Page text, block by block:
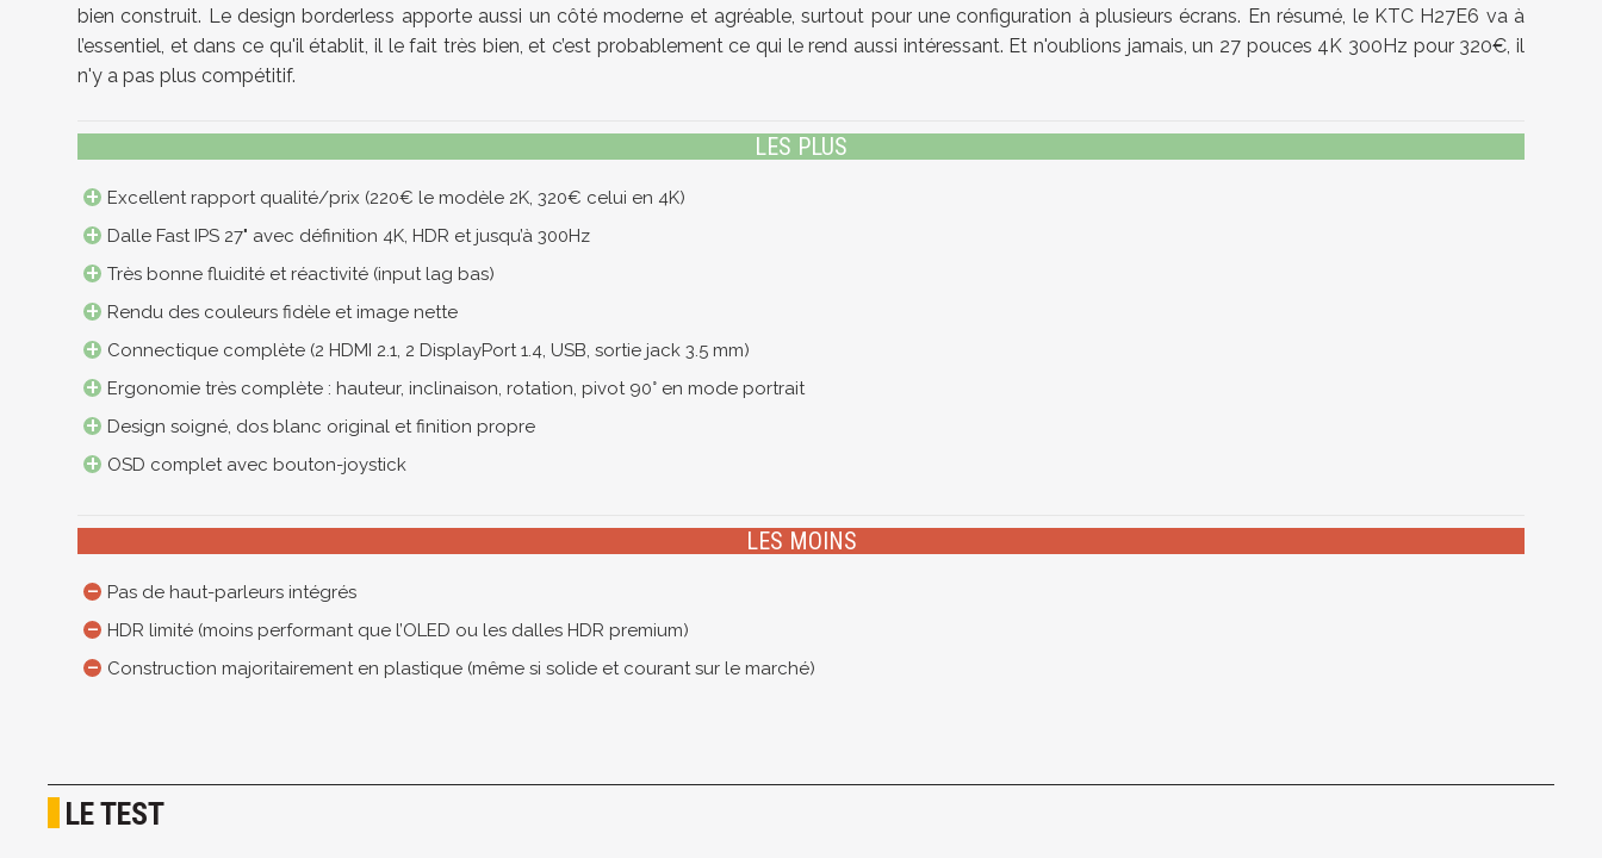
bien construit. Le design borderless apporte aussi un côté moderne et agréable, surtout pour une configuration à plusieurs écrans. En résumé, le KTC H27E6 va à
l’essentiel, et dans ce qu'il établit, il le fait très bien, et c’est probablement ce qui le rend aussi intéressant. Et n'oublions jamais, un 27 pouces 4K 300Hz pour 320€, il
n'y a pas plus compétitif.
LES PLUS
Excellent rapport qualité/prix (220€ le modèle 2K, 320€ celui en 4K)
Dalle Fast IPS 27" avec définition 4K, HDR et jusqu’à 300Hz
Très bonne fluidité et réactivité (input lag bas)
Rendu des couleurs fidèle et image nette
Connectique complète (2 HDMI 2.1, 2 DisplayPort 1.4, USB, sortie jack 3.5 mm)
Ergonomie très complète : hauteur, inclinaison, rotation, pivot 90° en mode portrait
Design soigné, dos blanc original et finition propre
OSD complet avec bouton-joystick
LES MOINS
Pas de haut-parleurs intégrés
HDR limité (moins performant que l’OLED ou les dalles HDR premium)
Construction majoritairement en plastique (même si solide et courant sur le marché)
LE TEST